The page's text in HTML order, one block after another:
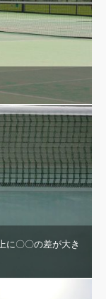
に〇〇の差が大き